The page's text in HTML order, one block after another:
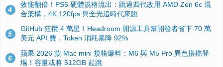
4
效能翻倍！PS6 硬體規格流出：跳過四代改用 AMD Zen 6c 混
合架構，4K 120fps 與全光追時代來臨
5
GitHub 狂攬 4 萬星！Headroom 開源工具幫開發者省下 70 萬
美元 API 費，Token 消耗暴降 92%
6
蘋果 2026 款 Mac mini 規格爆料：M6 與 M5 Pro 異色搭檔登
場！容量或將 512GB 起跳